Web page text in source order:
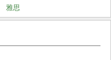
雅思